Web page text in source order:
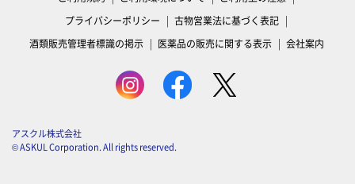
プライバシーポリシー
古物営業法に基づく表記
酒類販売管理者標識の掲示
医薬品の販売に関する表示 会社案内
アスクル株式会社
© ASKUL Corporation. All rights reserved.